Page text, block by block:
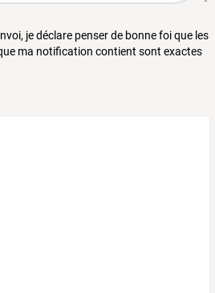
je déclare penser de bonne foi que les
ma notification contient sont exactes